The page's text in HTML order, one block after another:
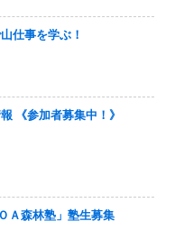
仕事を学ぶ！
《参加者募集中！》
Ａ森林塾」塾生募集